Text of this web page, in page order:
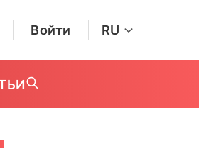
Войти RU